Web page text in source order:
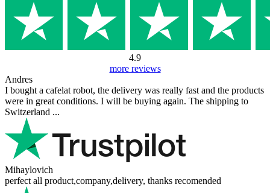
4.9
more reviews
Andres
I bought a cafelat robot, the delivery was really fast and the products
were in great conditions. I will be buying again. The shipping to
Switzerland ...
Mihaylovich
perfect all product,company,delivery, thanks recomended